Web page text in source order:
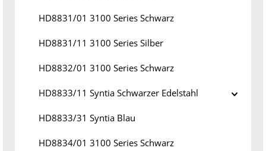
HD8831/01 3100 Series Schwarz
HD8831/11 3100 Series Silber
HD8832/01 3100 Series Schwarz
HD8833/11 Syntia Schwarzer Edelstahl
HD8833/31 Syntia Blau
HD8834/01 3100 Series Schwarz